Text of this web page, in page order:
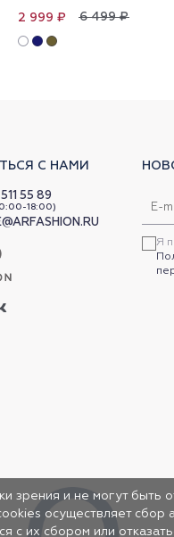
6 499 ₽
2 999 ₽
С НАМИ
55 89
18:00)
Я
зрения и не могут быть
осуществляет сбор
их сбором или